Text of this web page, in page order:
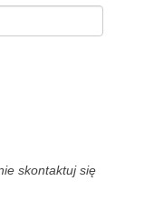
skontaktuj się